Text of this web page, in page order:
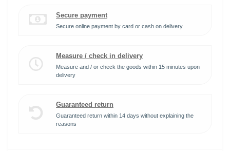
Secure payment
Secure online payment by card or cash on delivery
Measure / check in delivery
Measure and / or check the goods within 15 minutes upon
delivery
Guaranteed return
Guaranteed return within 14 days without explaining the
reasons